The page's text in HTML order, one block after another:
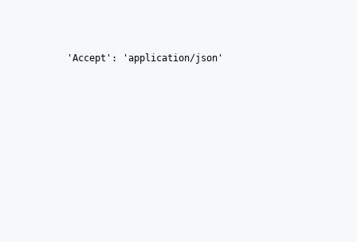
        'Accept': 'application/json'